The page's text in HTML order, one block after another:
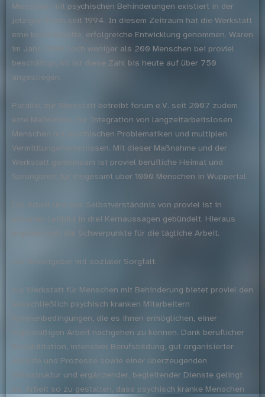
Menschen mit psychischen Behinderungen existiert in der
jetzigen Form seit 1994. In diesem Zeitraum hat die Werkstatt
eine beispielhafte, erfolgreiche Entwicklung genommen. Waren
im Jahr 2000 noch weniger als 200 Menschen bei proviel
beschäftigt, so ist diese Zahl bis heute auf über 750
angestiegen.
Parallel zur Werkstatt betreibt forum e.V. seit 2007 zudem
eine Maßnahme zur Integration von langzeitarbeitslosen
Menschen mit psychischen Problematiken und multiplen
Vermittlungshemmnissen. Mit dieser Maßnahme und der
Werkstatt gemeinsam ist proviel berufliche Heimat und
Sprungbrett für insgesamt über 1000 Menschen in Wuppertal.
Die Arbeit und das Selbstverständnis von proviel ist in
unserem Leitbild in drei Kernaussagen gebündelt. Hieraus
ergeben sich die Schwerpunkte für die tägliche Arbeit.
Der Arbeitgeber mit sozialer Sorgfalt.
Als Werkstatt für Menschen mit Behinderung bietet proviel den
ausschließlich psychisch kranken Mitarbeitern
Rahmenbedingungen, die es ihnen ermöglichen, einer
regelmäßigen Arbeit nachgehen zu können. Dank beruflicher
Rehabilitation, intensiver Berufsbildung, gut organisierter
Abläufe und Prozesse sowie einer überzeugenden
Infrastruktur und ergänzender, begleitender Dienste gelingt
es, Arbeit so zu gestalten, dass psychisch kranke Menschen